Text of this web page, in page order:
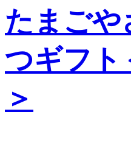
たまごや
つギフト
＞